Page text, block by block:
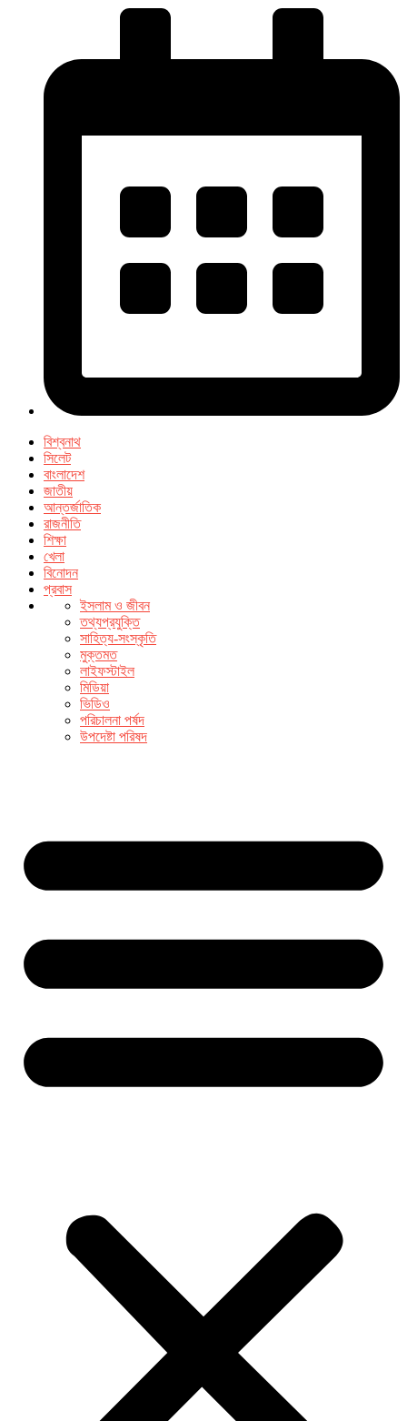
বিশ্বনাথ
সিলেট
বাংলাদেশ
জাতীয়
আন্তর্জাতিক
রাজনীতি
শিক্ষা
খেলা
বিনোদন
প্রবাস
ইসলাম ও জীবন
তথ্যপ্রযুক্তি
সাহিত্য-সংস্কৃতি
মুক্তমত
লাইফস্টাইল
মিডিয়া
ভিডিও
পরিচালনা পর্ষদ
উপদেষ্টা পরিষদ